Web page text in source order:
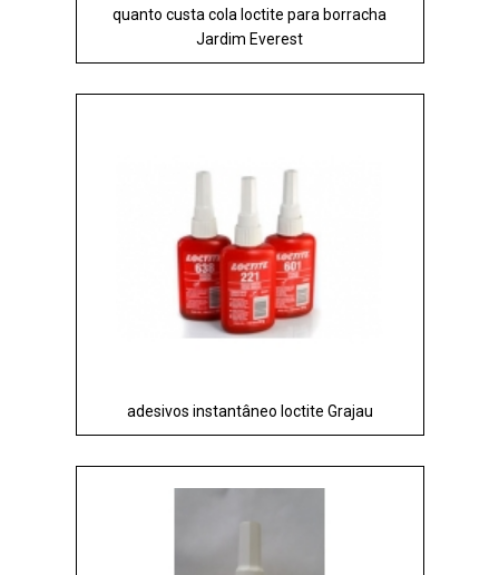
quanto custa cola loctite para borracha
Jardim Everest
adesivos instantâneo loctite Grajau